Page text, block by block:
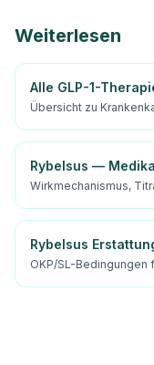
Weiterlesen
Alle GLP-1-
Übersicht zu
Rybelsus —
Wirkmechanismus,
Rybelsus
OKP/SL-Bedingungen